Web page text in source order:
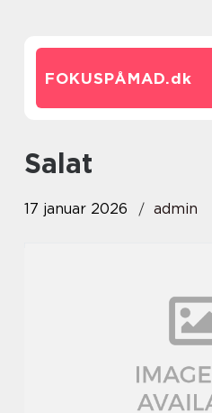
FOKUSPÅMAD.dk
salat
17 januar 2026 admin